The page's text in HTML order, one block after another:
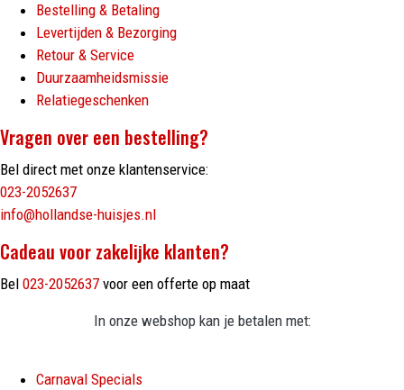
Bestelling & Betaling
Levertijden & Bezorging
Retour & Service
Duurzaamheidsmissie
Relatiegeschenken
Vragen over een bestelling?
Bel direct met onze klantenservice:
023-2052637
info@hollandse-huisjes.nl
Cadeau voor zakelijke klanten?
Bel 023-2052637 voor een offerte op maat
In onze webshop kan je betalen met:
Carnaval Specials